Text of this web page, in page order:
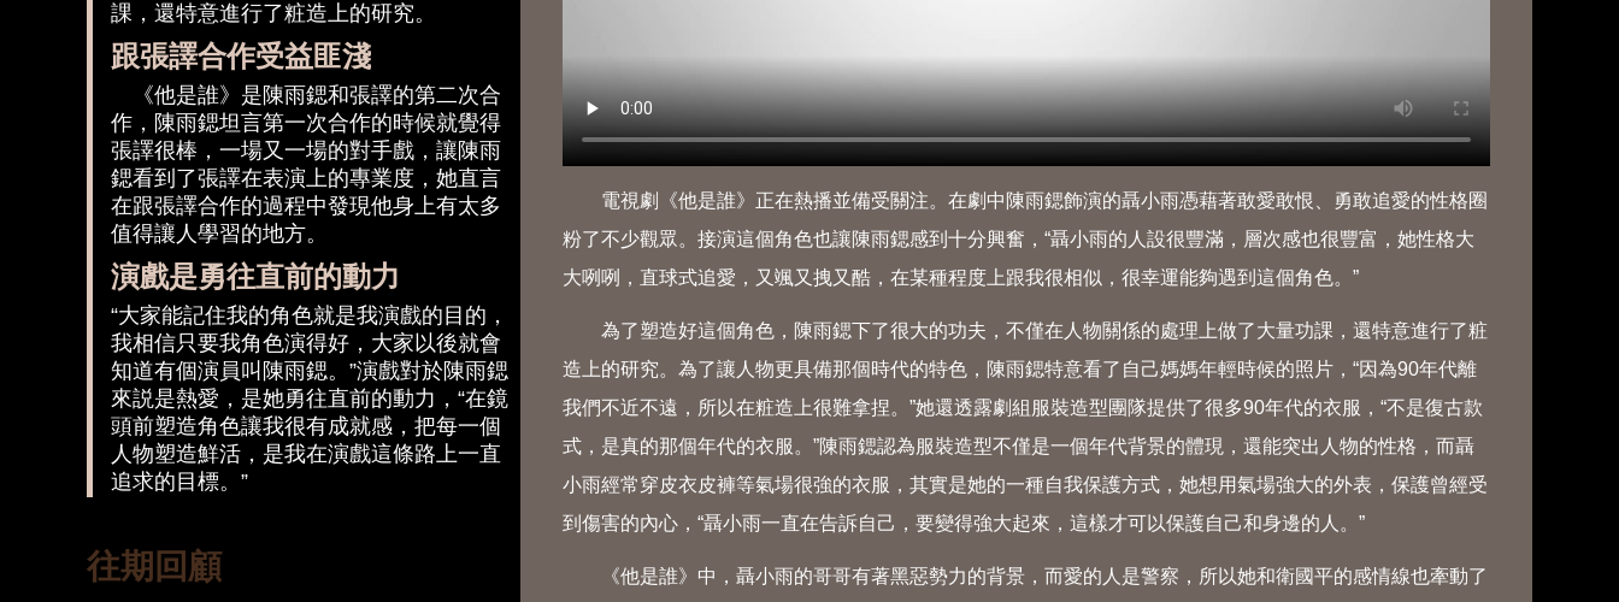
課，還特意進行了粧造上的研究。
跟張譯合作受益匪淺
《他是誰》是陳雨鍶和張譯的第二次合
作，陳雨鍶坦言第一次合作的時候就覺得
張譯很棒，一場又一場的對手戲，讓陳雨
鍶看到了張譯在表演上的專業度，她直言
在跟張譯合作的過程中發現他身上有太多
值得讓人學習的地方。
演戲是勇往直前的動力
“大家能記住我的角色就是我演戲的目的，
我相信只要我角色演得好，大家以後就會
知道有個演員叫陳雨鍶。”演戲對於陳雨鍶
來説是熱愛，是她勇往直前的動力，“在鏡
頭前塑造角色讓我很有成就感，把每一個
人物塑造鮮活，是我在演戲這條路上一直
追求的目標。”
往期回顧
電視劇《他是誰》正在熱播並備受關注。在劇中陳雨鍶飾演的聶小雨憑藉著敢愛敢恨、勇敢追愛的性格圈
粉了不少觀眾。接演這個角色也讓陳雨鍶感到十分興奮，“聶小雨的人設很豐滿，層次感也很豐富，她性格大
大咧咧，直球式追愛，又颯又拽又酷，在某種程度上跟我很相似，很幸運能夠遇到這個角色。”
為了塑造好這個角色，陳雨鍶下了很大的功夫，不僅在人物關係的處理上做了大量功課，還特意進行了粧
造上的研究。為了讓人物更具備那個時代的特色，陳雨鍶特意看了自己媽媽年輕時候的照片，“因為90年代離
我們不近不遠，所以在粧造上很難拿捏。”她還透露劇組服裝造型團隊提供了很多90年代的衣服，“不是復古款
式，是真的那個年代的衣服。”陳雨鍶認為服裝造型不僅是一個年代背景的體現，還能突出人物的性格，而聶
小雨經常穿皮衣皮褲等氣場很強的衣服，其實是她的一種自我保護方式，她想用氣場強大的外表，保護曾經受
到傷害的內心，“聶小雨一直在告訴自己，要變得強大起來，這樣才可以保護自己和身邊的人。”
《他是誰》中，聶小雨的哥哥有著黑惡勢力的背景，而愛的人是警察，所以她和衛國平的感情線也牽動了